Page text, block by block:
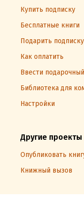
Купить подписку
Бесплатные книги
Подарить подписку
Как оплатить
Ввести
Библиотека для
Настройки
Другие проекты
Опубликовать
Книжный вызов